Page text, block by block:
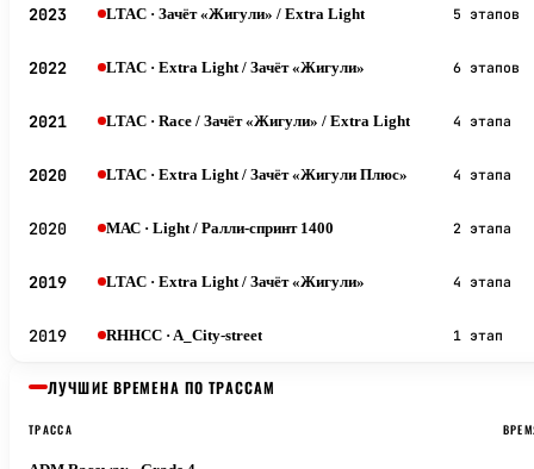
2023 LTAC · Зачёт «Жигули» / Extra Light 5 этапов
2022 LTAC · Extra Light / Зачёт «Жигули» 6 этапов
2021 LTAC · Race / Зачёт «Жигули» / Extra Light 4 этапа
2020 LTAC · Extra Light / Зачёт «Жигули Плюс» 4 этапа
2020 МАС · Light / Ралли-спринт 1400 2 этапа
2019 LTAC · Extra Light / Зачёт «Жигули» 4 этапа
2019 RHHCC · A_City-street 1 этап
ЛУЧШИЕ ВРЕМЕНА ПО ТРАССАМ
ТРАССА